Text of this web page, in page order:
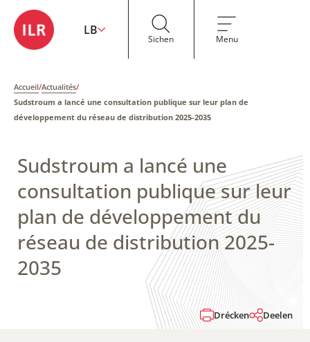
LB
Sichen Menu
Accueil/Actualités/
Sudstroum a lancé une consultation publique sur leur plan de
développement du réseau de distribution 2025-2035
Sudstroum a lancé une
consultation publique sur leur
plan de développement du
réseau de distribution 2025-
2035
Drécken Deelen